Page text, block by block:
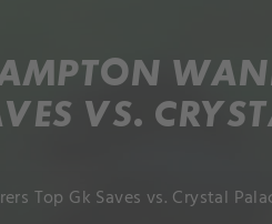
VS.
Top Gk Saves vs. Crystal